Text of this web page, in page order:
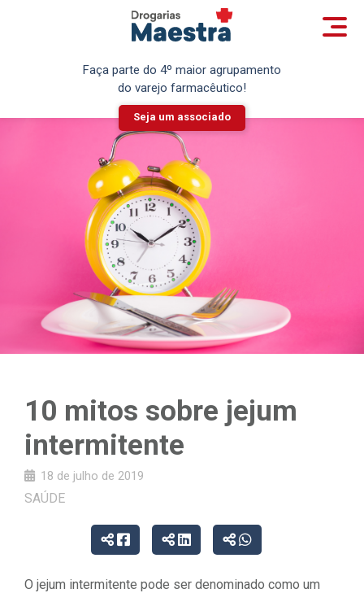
Faça parte do 4º maior agrupamento
do varejo farmacêutico!
Seja um associado
10 mitos sobre jejum
intermitente
18 de julho de 2019
SAÚDE
O jejum intermitente pode ser denominado como um